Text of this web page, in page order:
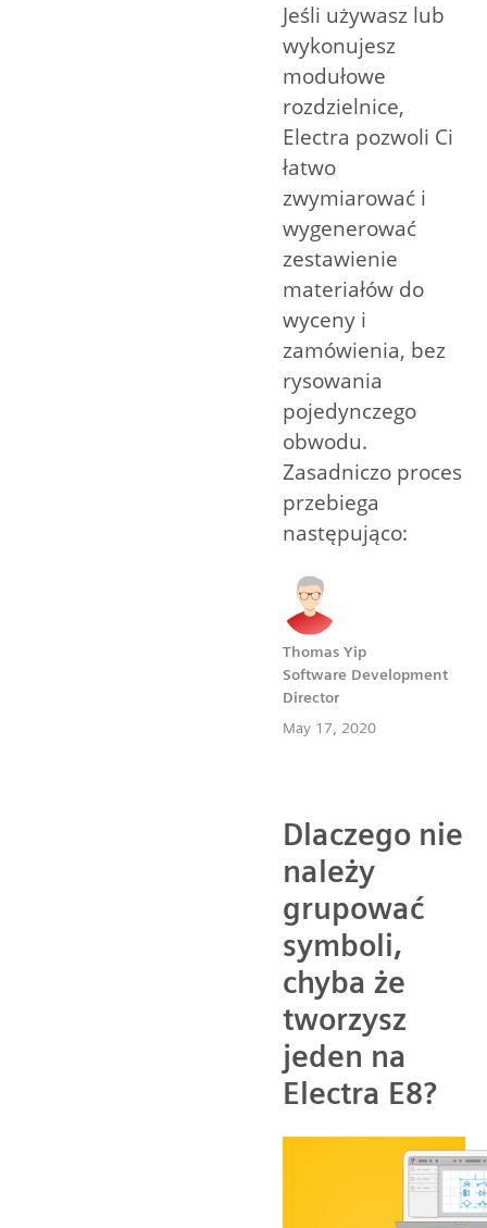
Jeśli używasz lub
wykonujesz
modułowe
rozdzielnice,
Electra pozwoli Ci
łatwo
zwymiarować i
wygenerować
zestawienie
materiałów do
wyceny i
zamówienia, bez
rysowania
pojedynczego
obwodu.
Zasadniczo proces
przebiega
następująco:
Thomas Yip
Software Development
Director
May 17, 2020
Dlaczego nie
należy
grupować
symboli,
chyba że
tworzysz
jeden na
Electra E8?